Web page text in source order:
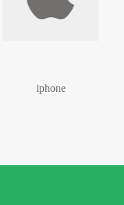
iphone